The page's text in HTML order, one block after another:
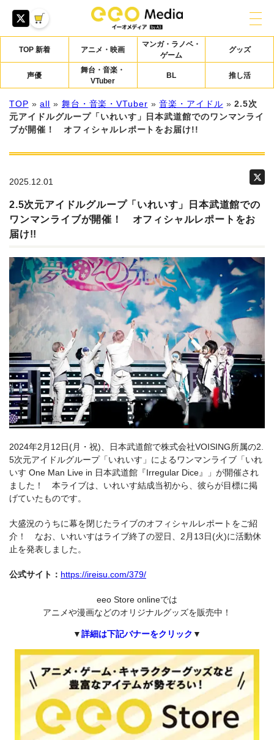
TOP 新着 アニメ・映画
マンガ・ラノベ・
ゲーム
グッズ
声優
舞台・音楽・
VTuber
BL 推し活
TOP »all » 舞台・音楽・VTuber »音楽・アイドル »2.5次
元アイドルグループ「いれいす」日本武道館でのワンマンライ
ブが開催！ オフィシャルレポートをお届け!!
2025.12.01
2.5次元アイドルグループ「いれいす」日本武道館での
ワンマンライブが開催！ オフィシャルレポートをお
届け!!
2024年2月12日(月・祝)、日本武道館で株式会社VOISING所属の2.
5次元アイドルグループ「いれいす」によるワンマンライブ「いれ
いす One Man Live in 日本武道館『Irregular Dice』」が開催され
ました！ 本ライブは、いれいす結成当初から、彼らが目標に掲
げていたものです。
大盛況のうちに幕を閉じたライブのオフィシャルレポートをご紹
介！ なお、いれいすはライブ終了の翌日、2月13日(火)に活動休
止を発表しました。
公式サイト： https://ireisu.com/379/
eeo Store onlineでは
アニメや漫画などのオリジナルグッズを販売中！
▼詳細は下記バナーをクリック ▼